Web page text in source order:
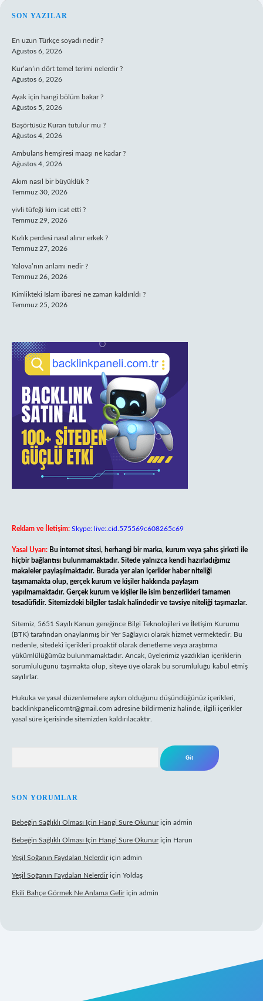
SIDEBAR
SON YAZILAR
En uzun Türkçe soyadı nedir ?
Ağustos 6, 2026
Kur’an’ın dört temel terimi nelerdir ?
Ağustos 6, 2026
Ayak için hangi bölüm bakar ?
Ağustos 5, 2026
Başörtüsüz Kuran tutulur mu ?
Ağustos 4, 2026
Ambulans hemşiresi maaşı ne kadar ?
Ağustos 4, 2026
Akım nasıl bir büyüklük ?
Temmuz 30, 2026
yivli tüfeği kim icat etti ?
Temmuz 29, 2026
Kızlık perdesi nasıl alınır erkek ?
Temmuz 27, 2026
Yalova’nın anlamı nedir ?
Temmuz 26, 2026
Kimlikteki İslam ibaresi ne zaman kaldırıldı ?
Temmuz 25, 2026
Reklam ve İletişim: Skype: live:.cid.575569c608265c69
Yasal Uyarı: Bu internet sitesi, herhangi bir marka, kurum veya şahıs şirketi ile
hiçbir bağlantısı bulunmamaktadır. Sitede yalnızca kendi hazırladığımız
makaleler paylaşılmaktadır. Burada yer alan içerikler haber niteliği
taşımamakta olup, gerçek kurum ve kişiler hakkında paylaşım
yapılmamaktadır. Gerçek kurum ve kişiler ile isim benzerlikleri tamamen
tesadüfidir. Sitemizdeki bilgiler taslak halindedir ve tavsiye niteliği taşımazlar.
Sitemiz, 5651 Sayılı Kanun gereğince Bilgi Teknolojileri ve İletişim Kurumu
(BTK) tarafından onaylanmış bir Yer Sağlayıcı olarak hizmet vermektedir. Bu
nedenle, sitedeki içerikleri proaktif olarak denetleme veya araştırma
yükümlülüğümüz bulunmamaktadır. Ancak, üyelerimiz yazdıkları içeriklerin
sorumluluğunu taşımakta olup, siteye üye olarak bu sorumluluğu kabul etmiş
sayılırlar.
Hukuka ve yasal düzenlemelere aykırı olduğunu düşündüğünüz içerikleri,
backlinkpanelicomtr@gmail.com adresine bildirmeniz halinde, ilgili içerikler
yasal süre içerisinde sitemizden kaldırılacaktır.
SON YORUMLAR
Bebeğin Sağlıklı Olması Için Hangi Sure Okunuriçin admin
Bebeğin Sağlıklı Olması Için Hangi Sure Okunuriçin Harun
Yeşil Soğanın Faydaları Nelerdiriçin admin
Yeşil Soğanın Faydaları Nelerdiriçin Yoldaş
Ekili Bahçe Görmek Ne Anlama Geliriçin admin